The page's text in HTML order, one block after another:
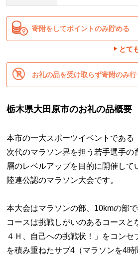
寄附をしてポイントのみ貯める
とて
お礼の品を受け取らず寄附のみ行
栃木県大田原市のお礼の品概要
本市の一大スポーツイベントである
次代のマラソン界を担う若手選手の
層のレベルアップを目的に開催して
陸連公認のマラソン大会です。
本大会はマラソンの部、10kmの部
コースは挑戦しがいのあるコースと
４Ｈ、自己への挑戦状！」をコンセ
を積み重ねたサブ4（マラソンを4時